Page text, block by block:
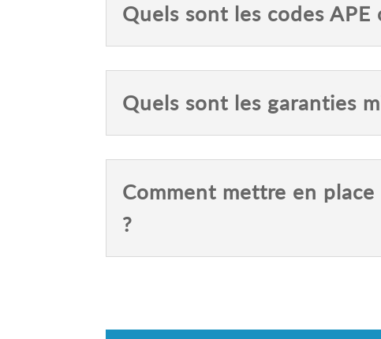
Quels sont les codes
Quels sont les garanties
Comment mettre en
?